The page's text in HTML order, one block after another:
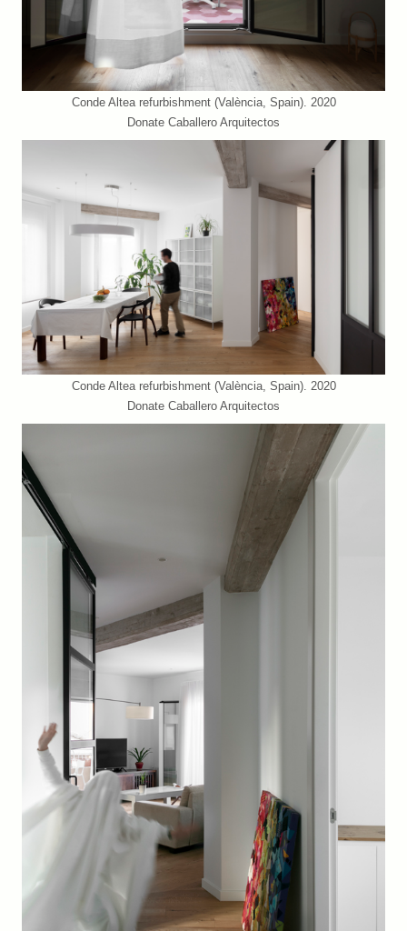
Conde Altea refurbishment (València, Spain). 2020
Donate Caballero Arquitectos
Conde Altea refurbishment (València, Spain). 2020
Donate Caballero Arquitectos